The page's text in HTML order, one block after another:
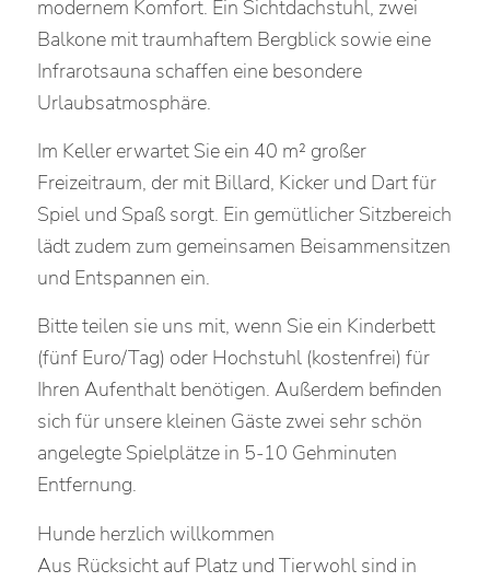
modernem Komfort. Ein Sichtdachstuhl, zwei
Balkone mit traumhaftem Bergblick sowie eine
Infrarotsauna schaffen eine besondere
Urlaubsatmosphäre.
Im Keller erwartet Sie ein 40 m² großer
Freizeitraum, der mit Billard, Kicker und Dart für
Spiel und Spaß sorgt. Ein gemütlicher Sitzbereich
lädt zudem zum gemeinsamen Beisammensitzen
und Entspannen ein.
Bitte teilen sie uns mit, wenn Sie ein Kinderbett
(fünf Euro/Tag) oder Hochstuhl (kostenfrei) für
Ihren Aufenthalt benötigen. Außerdem befinden
sich für unsere kleinen Gäste zwei sehr schön
angelegte Spielplätze in 5-10 Gehminuten
Entfernung.
Hunde herzlich willkommen
Aus Rücksicht auf Platz und Tierwohl sind in